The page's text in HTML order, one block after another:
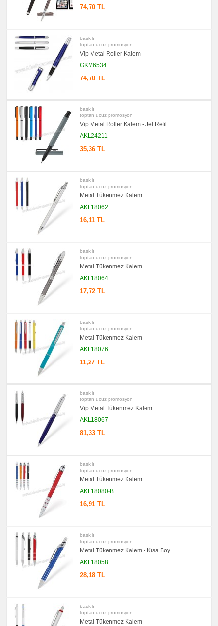
74,70 TL
baskılı
toptan ucuz promosyon
Vip Metal Roller Kalem
GKM6534
74,70 TL
baskılı
toptan ucuz promosyon
Vip Metal Roller Kalem - Jel Refil
AKL24211
35,36 TL
baskılı
toptan ucuz promosyon
Metal Tükenmez Kalem
AKL18062
16,11 TL
baskılı
toptan ucuz promosyon
Metal Tükenmez Kalem
AKL18064
17,72 TL
baskılı
toptan ucuz promosyon
Metal Tükenmez Kalem
AKL18076
11,27 TL
baskılı
toptan ucuz promosyon
Vip Metal Tükenmez Kalem
AKL18067
81,33 TL
baskılı
toptan ucuz promosyon
Metal Tükenmez Kalem
AKL18080-B
16,91 TL
baskılı
toptan ucuz promosyon
Metal Tükenmez Kalem - Kısa Boy
AKL18058
28,18 TL
baskılı
toptan ucuz promosyon
Metal Tükenmez Kalem
promosyon
Çakmak
promosyon
Masa
Çanta
promosyon
PowerBank
&
Şarj
promosyon
Flash
Bellek
Saat
promosyon
Kalem
Kalemlik
Kartvizitlik
promosyon
promosyon
Takvim
Bloknot
promosyon
Bardak
&
Tabağı
promosyon
&
Sekreter
Bloknot
promosyon
Masa
Sümen
Takımı
Not
Tutucu
promosyon
Bilgisayar
promosyon
Diğer